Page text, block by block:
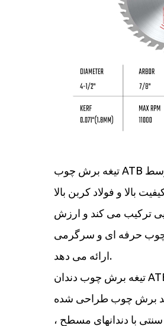
تیغه برش چوب ATB که توسط Torgwin ساخته شده
بالا و فولاد کربن بالا
ترکیب می کند و ارزش
چوب حرفه ای و سرگرمی
ارائه می دهد.
تیغه برش چوب دندان ATB یک ابزار برش تخصصی است
برش چوب طراحی شده
با دندانهای مسطح ،